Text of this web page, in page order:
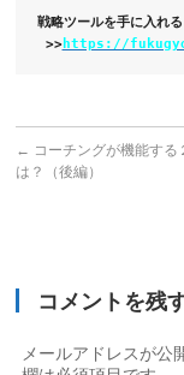
戦略ツールを手に入れる
>>https://
← コーチングが機能する
は？（後編）
コメントを残
メールアドレスが公